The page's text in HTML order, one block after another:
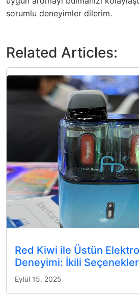
sorumlu deneyimler dilerim.
Related Articles:
Red Kiwi ile Üstün
Deneyimi: İkili
Eylül 15, 2025